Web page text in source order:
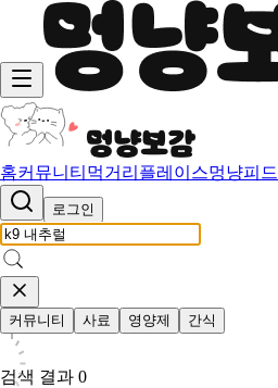
홈커뮤니티 먹거리 플레이스멍냥피드
로그인
커뮤니티 사료 영양제 간식
검색 결과 0